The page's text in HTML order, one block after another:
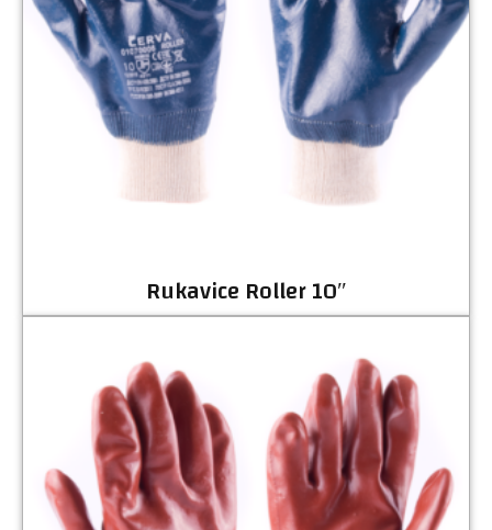
Rukavice Roller 10″